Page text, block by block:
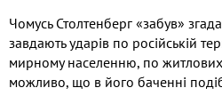
Чомусь Столтенберг «забув»
завдають ударів по російській
мирному населенню, по
можливо, що в його баченні